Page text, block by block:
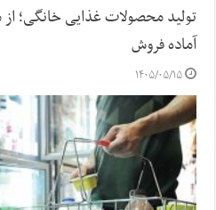
تولید محصولات غذایی خانگی؛ از
آماده فروش
۱۴۰۵/۰۵/۱۵